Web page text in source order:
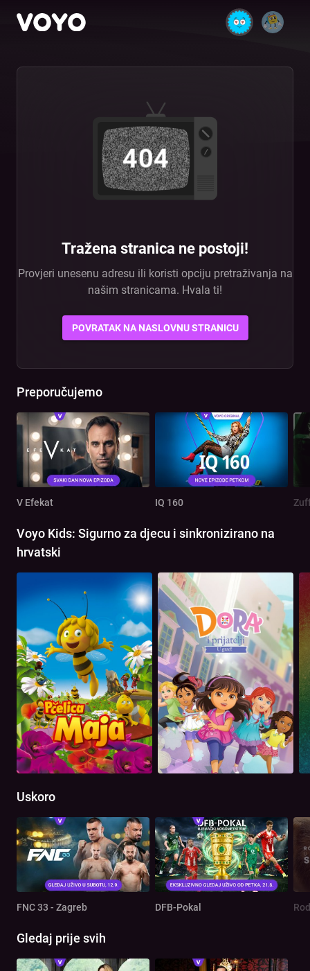
404
Tražena stranica ne postoji!
Provjeri unesenu adresu ili koristi opciju pretraživanja na
našim stranicama. Hvala ti!
POVRATAK NA NASLOVNU STRANICU
Preporučujemo
V Efekat IQ 160
Voyo Kids: Sigurno za djecu i sinkronizirano na
hrvatski
Uskoro
FNC 33 - Zagreb DFB-Pokal
Gledaj prije svih